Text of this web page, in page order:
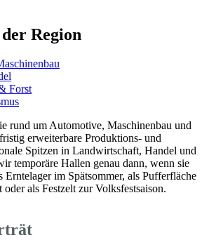
Region
Forst
rund um Automotive, Maschinenbau und
erweiterbare Produktions- und
Spitzen in Landwirtschaft, Handel und
temporäre Hallen genau dann, wenn sie
Erntelager im Spätsommer, als Pufferfläche
als Festzelt zur Volksfestsaison.